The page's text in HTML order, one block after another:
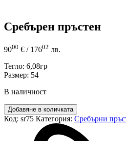
Сребърен пръстен
9000 € / 17602 лв.
Тегло: 6,08гр
Размер: 54
В наличност
количество
за
Добавяне в количката
Код: sr75 Категория: Сребърни